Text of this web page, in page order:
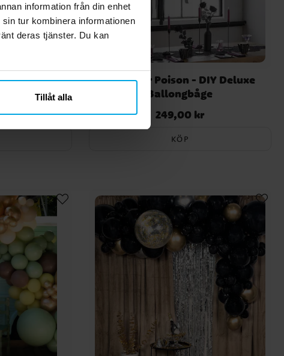
information från din enhet
tur kombinera informationen
deras tjänster. Du kan
Tillåt alla
- Gender
Pick Your Poison - DIY Deluxe
Ballongbåge
Pris:249,00 kr
249,00 kr
KÖP